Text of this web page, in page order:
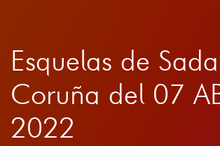
Esquelas de
Coruña del 07
2022